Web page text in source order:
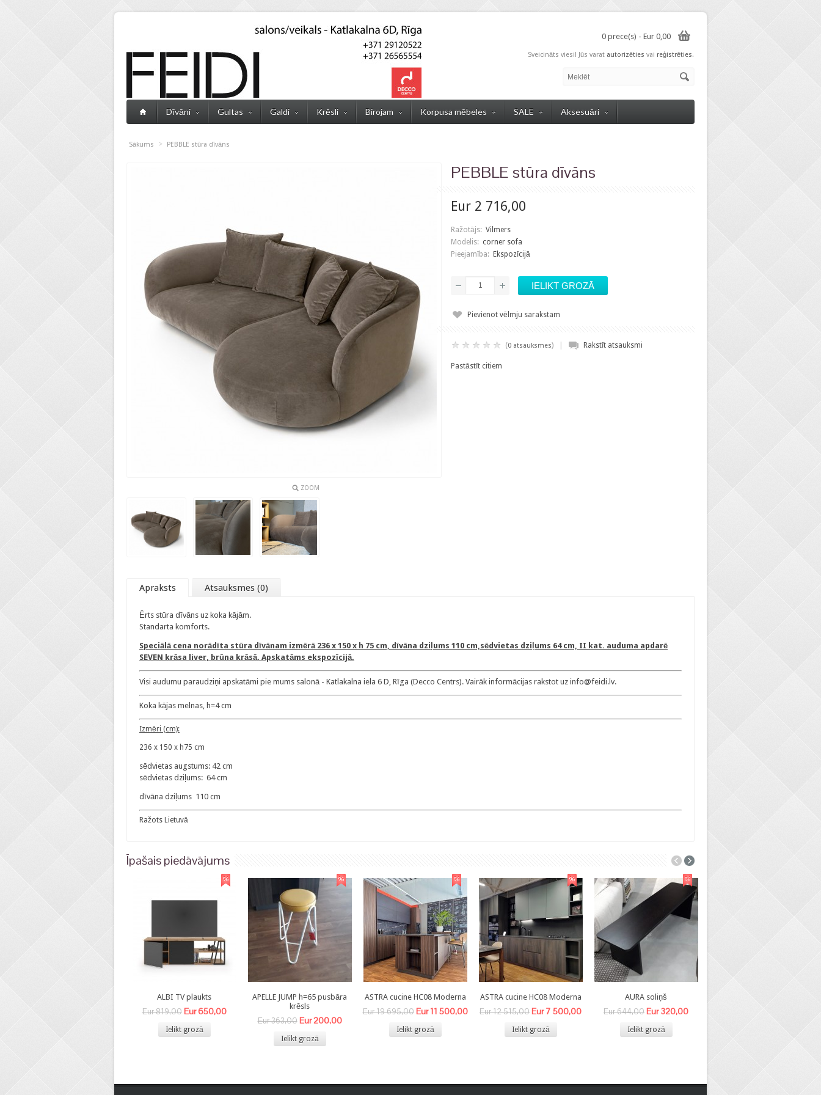
Sveicināts viesi! Jūs varat autorizēties vai reģistrēties.
0 prece(s) - Eur 0,00
Dīvāni Gultas Galdi Krēsli Birojam Korpusa mēbeles SALE Aksesuāri
Sākums > PEBBLE stūra dīvāns
ZOOM
PEBBLE stūra dīvāns
Eur 2 716,00
Ražotājs: Vilmers
Modelis: corner sofa
Pieejamība: Ekspozīcijā
Pievienot vēlmju sarakstam
(0 atsauksmes) Rakstīt atsauksmi
Pastāstīt citiem
Apraksts Atsauksmes (0)
Ērts stūra dīvāns uz koka kājām.
Standarta komforts.
Speciālā cena norādīta stūra dīvānam izmērā 236 x 150 x h 75 cm, dīvāna dziļums 110 cm,sēdvietas dziļums 64 cm, II kat. auduma apdarē
SEVEN krāsa liver, brūna krāsā. Apskatāms ekspozīcijā.
Visi audumu paraudziņi apskatāmi pie mums salonā - Katlakalna iela 6 D, Rīga (Decco Centrs). Vairāk informācijas rakstot uz info@feidi.lv.
Koka kājas melnas, h=4 cm
Izmēri (cm):
236 x 150 x h75 cm
sēdvietas augstums: 42 cm
sēdvietas dziļums: 64 cm
dīvāna dziļums 110 cm
Ražots Lietuvā
Īpašais piedāvājums
ALBI TV plaukts
Eur 819,00 Eur 650,00
Ielikt grozā
APELLE JUMP h=65 pusbāra
krēsls
Eur 363,00 Eur 200,00
Ielikt grozā
ASTRA cucine HC08 Moderna
Eur 19 695,00 Eur 11 500,00
Ielikt grozā
ASTRA cucine HC08 Moderna
Eur 12 515,00Eur 7 500,00
Ielikt grozā
AURA soliņš
Eur 644,00Eur 320,00
Ielikt grozā